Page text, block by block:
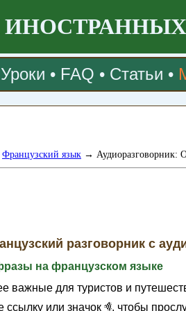
Уроки • FAQ • Статьи •
Французский язык → Аудиоразговорник:
разговорник c
на французском языке
важные для туристов и
ссылку или значок
, чтобы